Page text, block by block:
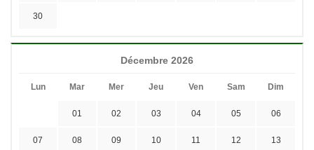
30
Décembre 2026
Lun Mar Mer Jeu Ven Sam Dim
01 02 03 04 05 06
07 08 09 10 11 12 13